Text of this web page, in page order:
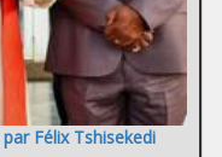
Félix Tshisekedi